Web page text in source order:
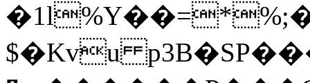
$�Kvu